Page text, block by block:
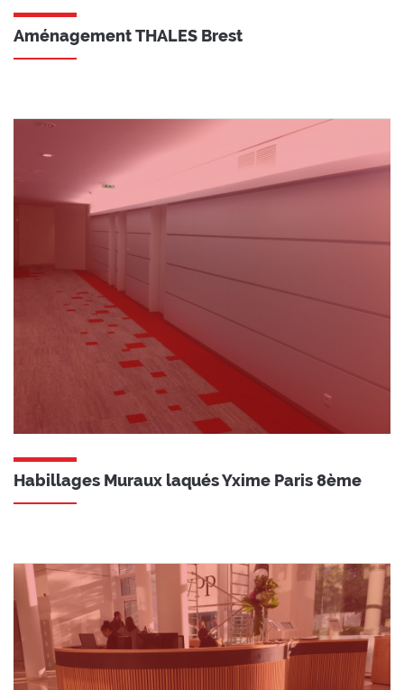
Aménagement THALES Brest
Habillages Muraux laqués Yxime Paris 8ème